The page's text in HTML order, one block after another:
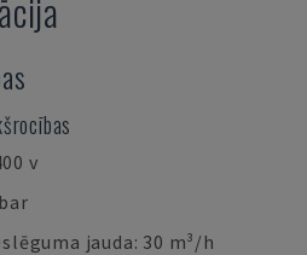
v
jauda: 30 m³/h